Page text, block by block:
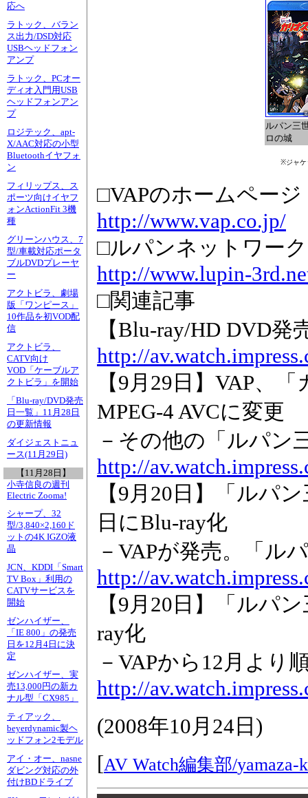
応へ
ラトック、バラン
ス出力/DSD対応
USBヘッドフォン
アンプ
ラトック、PCオー
ディオ入門用USB
ヘッドフォンアン
プ
ロジテック、apt-
X/AAC対応の小型
Bluetoothイヤフォ
ン
フィリップス、ス
ポーツ向けイヤフ
ォンActionFit 3機
種
グリーンハウス、7
型/車載対応ポータ
ブルDVDプレーヤ
ー
アクトビラ、劇場
版「ワンピース」
10作品を初VOD配
信
アクトビラ、
CATV向け
VOD「ケーブルア
クトビラ」を開始
「Blu-ray/DVD発売
日一覧」11月28日
の更新情報
ダイジェストニュ
ース(11月29日)
【11月28日】
小寺信良の週刊
Electric Zooma!
シャープ、32
型/3,840×2,160ド
ットの4K IGZO液
晶
JCN、KDDI「Smart
TV Box」利用の
CATVサービスを
開始
ゼンハイザー、
「IE 800」の発売
日を12月4日に決
定
ゼンハイザー、実
売13,000円の新カ
ナル型「CX985」
ティアック、
beyerdynamic製ヘ
ッドフォン2モデル
アイ・オー、nasne
ダビング対応の外
付けBDドライブ
ルパン三
ロの城
※ジャケ
□VAPのホームページ
http://www.vap.co.jp/
□ルパンネットワー
http://www.lupin-
□関連記事
【Blu-ray/HD DVD発
http://
【9月29日】VAP、
MPEG-4 AVCに変更
－その他の「ルパン
http://
【9月20日】「ルパ
日にBlu-ray化
－VAPが発売。「ル
http://
【9月20日】「ルパ
ray化
－VAPから12月より
http://
(2008年10月24日 )
[AV Watch編集部/yamaza-